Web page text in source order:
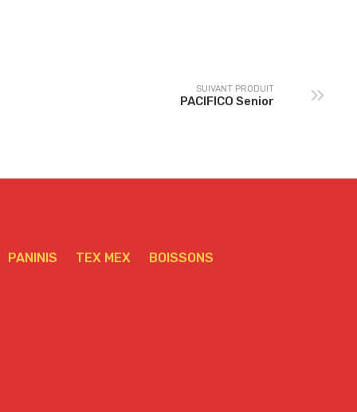
SUIVANT PRODUIT
PACIFICO Senior
PANINIS TEX MEX BOISSONS